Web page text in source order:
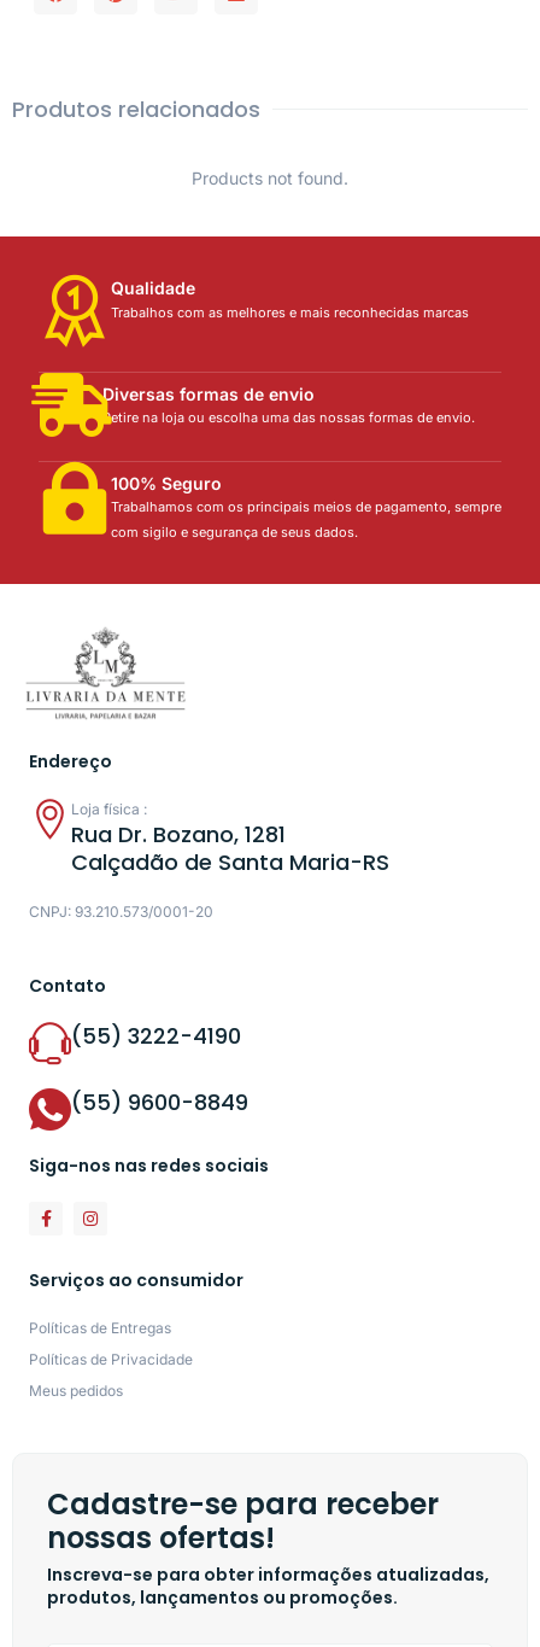
Produtos relacionados
Products not found.
Qualidade
Trabalhos com as melhores e mais reconhecidas marcas
Diversas formas de envio
Retire na loja ou escolha uma das nossas formas de envio.
100% Seguro
Trabalhamos com os principais meios de pagamento, sempre
com sigilo e segurança de seus dados.
Endereço
Loja física :
Rua Dr. Bozano, 1281
Calçadão de Santa Maria-RS
CNPJ: 93.210.573/0001-20
Contato
(55) 3222-4190
(55) 9600-8849
Siga-nos nas redes sociais
Serviços ao consumidor
Políticas de Entregas
Políticas de Privacidade
Meus pedidos
Cadastre-se para receber
nossas ofertas!
Inscreva-se para obter informações atualizadas,
produtos, lançamentos ou promoções.